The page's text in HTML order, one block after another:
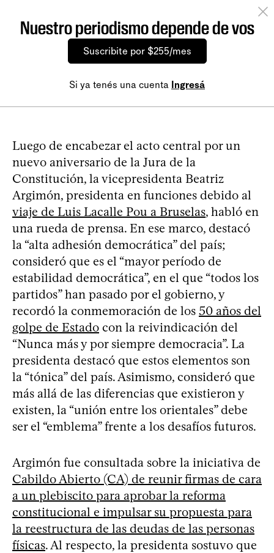
Nuestro periodismo depende de vos
Suscribite por $255/mes
Si ya tenés una cuenta Ingresá
Luego de encabezar el acto central por un
nuevo aniversario de la Jura de la
Constitución, la vicepresidenta Beatriz
Argimón, presidenta en funciones debido al
viaje de Luis Lacalle Pou a Bruselas, habló en
una rueda de prensa. En ese marco, destacó
la “alta adhesión democrática” del país;
consideró que es el “mayor período de
estabilidad democrática”, en el que “todos los
partidos” han pasado por el gobierno, y
recordó la conmemoración de los 50 años del
golpe de Estado con la reivindicación del
“Nunca más y por siempre democracia”. La
presidenta destacó que estos elementos son
la “tónica” del país. Asimismo, consideró que
más allá de las diferencias que existieron y
existen, la “unión entre los orientales” debe
ser el “emblema” frente a los desafíos futuros.
Argimón fue consultada sobre la iniciativa de
Cabildo Abierto (CA) de reunir firmas de cara
a un plebiscito para aprobar la reforma
constitucional e impulsar su propuesta para
la reestructura de las deudas de las personas
físicas. Al respecto, la presidenta sostuvo que